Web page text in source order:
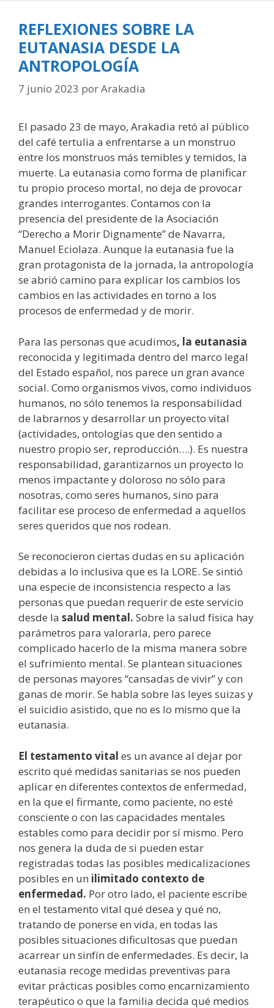
REFLEXIONES SOBRE LA
EUTANASIA DESDE LA
ANTROPOLOGÍA
7 junio 2023 porArakadia
El pasado 23 de mayo, Arakadia retó al público
del café tertulia a enfrentarse a un monstruo
entre los monstruos más temibles y temidos, la
muerte. La eutanasia como forma de planificar
tu propio proceso mortal, no deja de provocar
grandes interrogantes. Contamos con la
presencia del presidente de la Asociación
“Derecho a Morir Dignamente” de Navarra,
Manuel Eciolaza. Aunque la eutanasia fue la
gran protagonista de la jornada, la antropología
se abrió camino para explicar los cambios los
cambios en las actividades en torno a los
procesos de enfermedad y de morir.
Para las personas que acudimos, la eutanasia
reconocida y legitimada dentro del marco legal
del Estado español, nos parece un gran avance
social. Como organismos vivos, como individuos
humanos, no sólo tenemos la responsabilidad
de labrarnos y desarrollar un proyecto vital
(actividades, ontologías que den sentido a
nuestro propio ser, reproducción….). Es nuestra
responsabilidad, garantizarnos un proyecto lo
menos impactante y doloroso no sólo para
nosotras, como seres humanos, sino para
facilitar ese proceso de enfermedad a aquellos
seres queridos que nos rodean.
Se reconocieron ciertas dudas en su aplicación
debidas a lo inclusiva que es la LORE. Se sintió
una especie de inconsistencia respecto a las
personas que puedan requerir de este servicio
desde la salud mental. Sobre la salud física hay
parámetros para valorarla, pero parece
complicado hacerlo de la misma manera sobre
el sufrimiento mental. Se plantean situaciones
de personas mayores “cansadas de vivir” y con
ganas de morir. Se habla sobre las leyes suizas y
el suicidio asistido, que no es lo mismo que la
eutanasia.
El testamento vital es un avance al dejar por
escrito qué medidas sanitarias se nos pueden
aplicar en diferentes contextos de enfermedad,
en la que el firmante, como paciente, no esté
consciente o con las capacidades mentales
estables como para decidir por sí mismo. Pero
nos genera la duda de si pueden estar
registradas todas las posibles medicalizaciones
posibles en un ilimitado contexto de
enfermedad. Por otro lado, el paciente escribe
en el testamento vital qué desea y qué no,
tratando de ponerse en vida, en todas las
posibles situaciones dificultosas que puedan
acarrear un sinfín de enfermedades. Es decir, la
eutanasia recoge medidas preventivas para
evitar prácticas posibles como encarnizamiento
terapéutico o que la familia decida qué medios